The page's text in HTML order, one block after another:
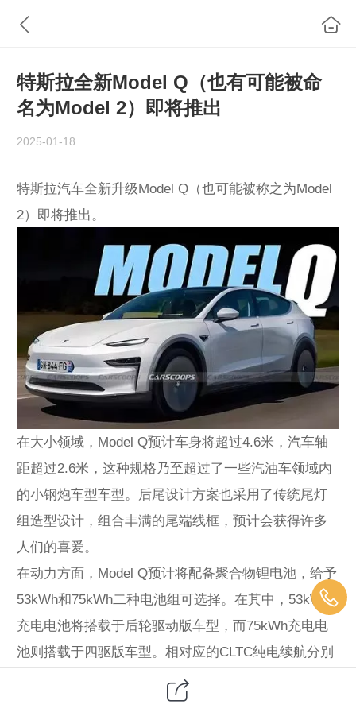
特斯拉全新Model Q（也有可能被命
名为Model 2）即将推出
2025-01-18
特斯拉汽车全新升级Model Q（也可能被称之为Model
2）即将推出。
在大小领域，Model Q预计车身将超过4.6米，汽车轴
距超过2.6米，这种规格乃至超过了一些汽油车领域内
的小钢炮车型车型。后尾设计方案也采用了传统尾灯
组造型设计，组合丰满的尾端线框，预计会获得许多
人们的喜爱。
在动力方面，Model Q预计将配备聚合物锂电池，给予
53kWh和75kWh二种电池组可选择。在其中，53kWh
充电电池将搭载于后轮驱动版车型，而75kWh充电电
池则搭载于四驱版车型。相对应的CLTC纯电续航分别
是402km和500km，这种续航完全可以满足大多数用户